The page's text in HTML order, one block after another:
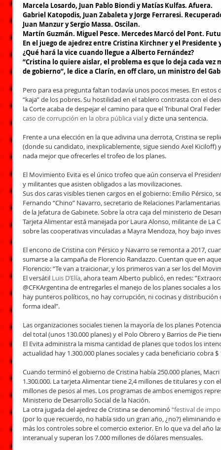
Marcela Losardo, Juan Pablo Biondi y Matías Kulfas. Afuera.
Gabriel Katopodis, Juan Zabaleta y Jorge Ferraresi.
Juan Manzur y Sergio Massa. Oscilan.
Martín Guzmán. Miguel Pesce. Mercedes Marcó del Pont.
En el juego de ajedrez entre Cristina Kirchner y el Presidente
¿Qué hará la vice cuando llegue a Alberto Fernández?
“Cristina lo quiere aislar, el problema es que lo deja cada vez
de gobierno”, le dice a Clarín, en off claro, un ministro del
Pero para esa pregunta faltan todavía unos pocos meses. En
“kaja” de los pobres. Su hostilidad en el tablero contrasta con el
la Corte acaba de despejar el camino para que el Tribunal Oral
caso de corrupción en la obra pública vial y dicte una sentencia.
Frente a una elección en la que adivina una derrota, Cristina se
(donde su candidato, inexplicablemente, sigue siendo Axel
nada mejor que ofrecerles el trofeo de los planes.
El Movimiento Evita es el único trofeo que aún conserva el
y militantes que asisten obligados a las movilizaciones.
Sus dos caras visibles tienen cargos en el gobierno: Emilio Pérsico,
Fernando “Chino” Navarro, secretario de Relaciones
de la Jefatura de Gabinete. Sobre la otra caja del ministerio de
Tarjeta Alimentar está manejada por Laura Alonso, militante de La
sobre las cooperativas vinculadas a Mayra Mendoza, hoy bajo
El encono de Cristina con Pérsico y Navarro se remonta a 2017,
sumarse a la campaña de Florencio Randazzo. Cuentan que en
Florencio: “Te van a traicionar, y los primeros van a ser los del
El versátil Luis D’Elía , ahora team Alberto publicó, en redes:
@CFKArgentina de entregarles el manejo de los planes sociales a
hay punteros políticos, no hay corrupción, ni cocinas y distribución
forma ideal”.
Las organizaciones sociales tienen la mayoría de los planes
del total (unos 130.000 planes) y el Polo Obrero y Barrios de Pie
El Evita administra la misma cantidad de planes que todos los
actualidad hay 1.300.000 planes sociales y cada beneficiario cobra $
Cuando terminó el gobierno de Cristina había 250.000 planes,
1.300.000. La tarjeta Alimentar tiene 2,4 millones de titulares y con
millones de pesos al mes. Los programas de ambos enemigos
Ministerio de Desarrollo Social de la Nación.
La otra jugada del ajedrez de Cristina se denominó “festival de
(por lo que recuerdo, no había sido un gran año, ¿no?) eliminando
más los controles sobre el comercio exterior. En lo que va del año
interanual y superan los 7.000 millones de dólares mensuales.